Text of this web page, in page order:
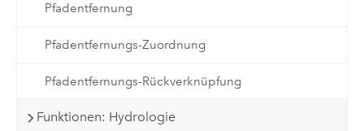
Pfadentfernung
Pfadentfernungs-Zuordnung
Pfadentfernungs-Rückverknüpfung
Funktionen: Hydrologie